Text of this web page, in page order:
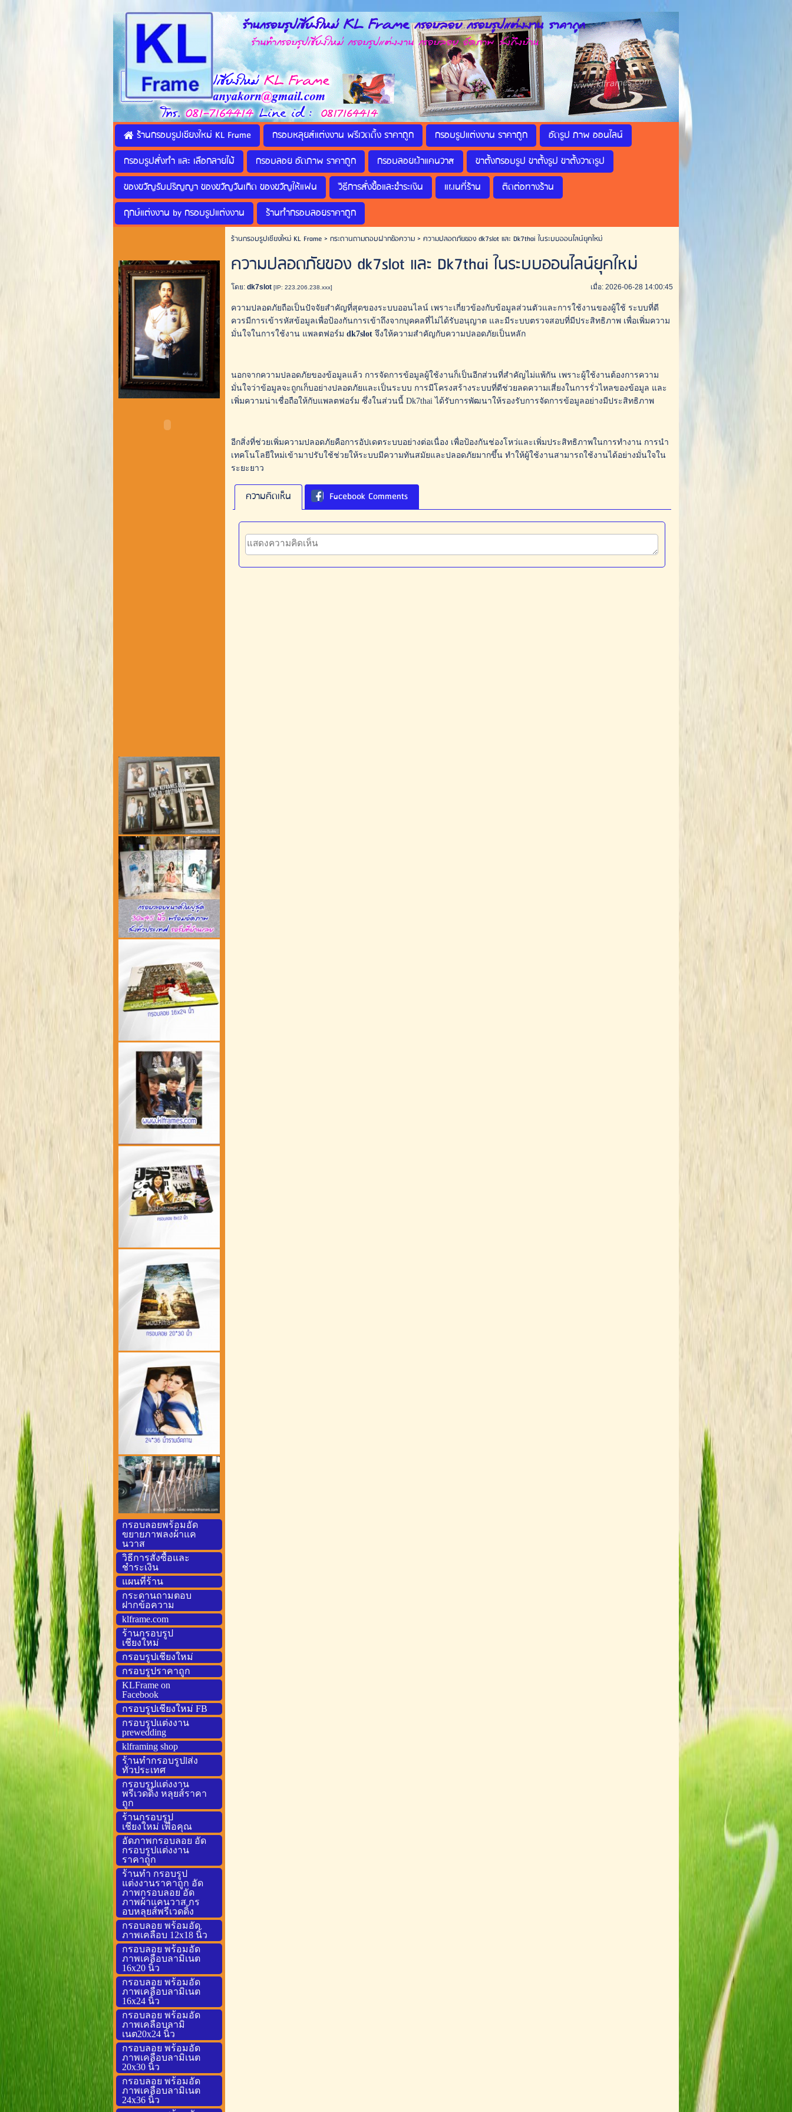
ร้านกรอบรูปเชียงใหม่ KL Frame กรอบลอย กรอบรูปแต่งงาน ราคาถูก
ร้านทำกรอบรูปเชียงใหม่ กรอบรูปแต่งงาน กรอบลอย อัดภาพ ส่งถึงบ้าน
ร้านกรอบรูปเชียงใหม่ KL Frame กรอบหลุยส์แต่งงาน พรีเวดดิ้ง ราคาถูก กรอบรูปแต่งงาน ราคาถูก
อัดรูป ภาพ ออนไลน์
กรอบรูปสั่งทำ และ เลือกลายไม้
กรอบลอย อัดภาพ ราคาถูก กรอบลอยผ้าแคนวาส
ขาตั้งกรอบรูป ขาตั้งรูป ขาตั้งวาดรูป
ของขวัญรับปริญญา ของขวัญวันเกิด ของขวัญให้แฟน
วิธีการสั่งซื้อและชำระเงิน แผนที่ร้าน
ติดต่อทางร้าน
ฤกษ์แต่งงาน by กรอบรูปแต่งงาน
ร้านทำกรอบลอยราคาถูก
กรอบลอยพร้อมอัด
ขยายภาพลงผ้าแค
นวาส
วิธีการสั่งซื้อและ
ชำระเงิน
แผนที่ร้าน
กระดานถามตอบ
ฝากข้อความ
klframe.com
ร้านกรอบรูป
เชียงใหม่
กรอบรูปเชียงใหม่
กรอบรูปราคาถูก
KLFrame on
Facebook
กรอบรูปเชียงใหม่ FB
กรอบรูปแต่งงาน
prewedding
klframing shop
ร้านทำกรอบรูปlส่ง
ทั่วประเทศ
กรอบรูปแต่งงาน
พรีเวดดิ้ง หลุยส์ราคา
ถูก
ร้านกรอบรูป
เชียงใหม่ เพื่อคุณ
อัดภาพกรอบลอย อัด
กรอบรูปแต่งงาน
ราคาถูก
ร้านทำ กรอบรูป
แต่งงานราคาถูก อัด
ภาพกรอบลอย อัด
ภาพผ้าแคนวาส กร
อบหลุยส์พรีเวดดิ้ง
กรอบลอย พร้อมอัด
ภาพเคลือบ 12x18 นิ้ว
กรอบลอย พร้อมอัด
ภาพเคลือบลามิเนต
16x20 นิ้ว
กรอบลอย พร้อมอัด
ภาพเคลือบลามิเนต
16x24 นิ้ว
กรอบลอย พร้อมอัด
ภาพเคลือบลามิ
เนต20x24 นิ้ว
กรอบลอย พร้อมอัด
ภาพเคลือบลามิเนต
20x30 นิ้ว
กรอบลอย พร้อมอัด
ภาพเคลือบลามิเนต
24x36 นิ้ว
ร้านกรอบรูปเชียงใหม่ KL Frame> กระดานถามตอบฝากข้อความ> ความปลอดภัยของ dk7slot และ Dk7thai ในระบบออนไลน์ยุคใหม่
ความปลอดภัยของ dk7slot และ Dk7thai ในระบบออนไลน์ยุคใหม่
โดย:dk7slot [IP: 223.206.238.xxx] เมื่อ: 2026-06-28 14:00:45
ความปลอดภัยถือเป็นปัจจัยสำคัญที่สุดของระบบออนไลน์ เพราะเกี่ยวข้องกับข้อมูลส่วนตัวและการใช้งานของผู้ใช้ ระบบที่ดี
ควรมีการเข้ารหัสข้อมูลเพื่อป้องกันการเข้าถึงจากบุคคลที่ไม่ได้รับอนุญาต และมีระบบตรวจสอบที่มีประสิทธิภาพ เพื่อเพิ่มความ
มั่นใจในการใช้งาน แพลตฟอร์ม dk7slotจึงให้ความสำคัญกับความปลอดภัยเป็นหลัก
นอกจากความปลอดภัยของข้อมูลแล้ว การจัดการข้อมูลผู้ใช้งานก็เป็นอีกส่วนที่สำคัญไม่แพ้กัน เพราะผู้ใช้งานต้องการความ
มั่นใจว่าข้อมูลจะถูกเก็บอย่างปลอดภัยและเป็นระบบ การมีโครงสร้างระบบที่ดีช่วยลดความเสี่ยงในการรั่วไหลของข้อมูล และ
เพิ่มความน่าเชื่อถือให้กับแพลตฟอร์ม ซึ่งในส่วนนี้ Dk7thai ได้รับการพัฒนาให้รองรับการจัดการข้อมูลอย่างมีประสิทธิภาพ
อีกสิ่งที่ช่วยเพิ่มความปลอดภัยคือการอัปเดตระบบอย่างต่อเนื่อง เพื่อป้องกันช่องโหว่และเพิ่มประสิทธิภาพในการทำงาน การนำ
เทคโนโลยีใหม่เข้ามาปรับใช้ช่วยให้ระบบมีความทันสมัยและปลอดภัยมากขึ้น ทำให้ผู้ใช้งานสามารถใช้งานได้อย่างมั่นใจใน
ระยะยาว
ความคิดเห็น Facebook Comments